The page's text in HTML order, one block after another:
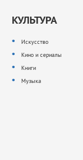
КУЛЬТУРА
Искусство
Кино и сериалы
Книги
Музыка